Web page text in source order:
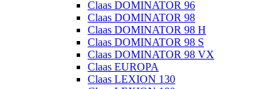
Claas DOMINATOR 96
Claas DOMINATOR 98
Claas DOMINATOR 98 H
Claas DOMINATOR 98 S
Claas DOMINATOR 98 VX
Claas EUROPA
Claas LEXION 130